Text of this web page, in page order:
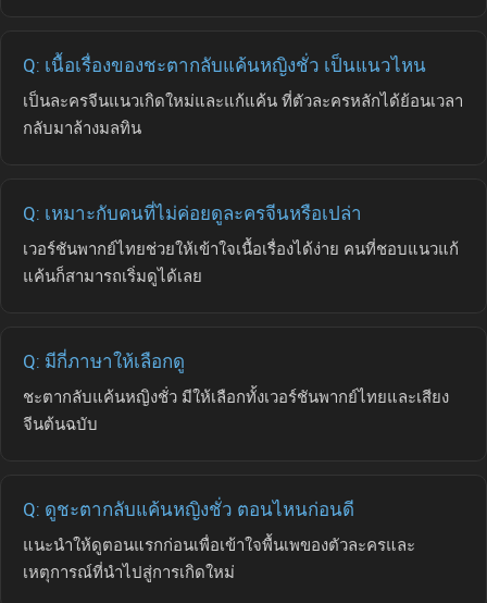
Q: เนื้อเรื่องของชะตากลับแค้นหญิงชั่ว เป็นแนวไหน
เป็นละครจีนแนวเกิดใหม่และแก้แค้น ที่ตัวละครหลักได้ย้อนเวลา
กลับมาล้างมลทิน
Q: เหมาะกับคนที่ไม่ค่อยดูละครจีนหรือเปล่า
เวอร์ชันพากย์ไทยช่วยให้เข้าใจเนื้อเรื่องได้ง่าย คนที่ชอบแนวแก้
แค้นก็สามารถเริ่มดูได้เลย
Q: มีกี่ภาษาให้เลือกดู
ชะตากลับแค้นหญิงชั่ว มีให้เลือกทั้งเวอร์ชันพากย์ไทยและเสียง
จีนต้นฉบับ
Q: ดูชะตากลับแค้นหญิงชั่ว ตอนไหนก่อนดี
แนะนำให้ดูตอนแรกก่อนเพื่อเข้าใจพื้นเพของตัวละครและ
เหตุการณ์ที่นำไปสู่การเกิดใหม่